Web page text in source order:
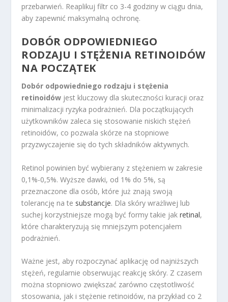
przebarwień. Reaplikuj filtr co 3-4 godziny w ciągu dnia,
aby zapewnić maksymalną ochronę.
DOBÓR ODPOWIEDNIEGO
RODZAJU I STĘŻENIA RETINOIDÓW
NA POCZĄTEK
Dobór odpowiedniego rodzaju i stężenia
retinoidów jest kluczowy dla skuteczności kuracji oraz
minimalizacji ryzyka podrażnień. Dla początkujących
użytkowników zaleca się stosowanie niskich stężeń
retinoidów, co pozwala skórze na stopniowe
przyzwyczajenie się do tych składników aktywnych.
Retinol powinien być wybierany z stężeniem w zakresie
0,1%-0,5%. Wyższe dawki, od 1% do 5%, są
przeznaczone dla osób, które już znają swoją
tolerancję na te substancje. Dla skóry wrażliwej lub
suchej korzystniejsze mogą być formy takie jakretinal,
które charakteryzują się mniejszym potencjałem
podrażnień.
Ważne jest, aby rozpoczynać aplikację od najniższych
stężeń, regularnie obserwując reakcję skóry. Z czasem
można stopniowo zwiększać zarówno częstotliwość
stosowania, jak i stężenie retinoidów, na przykład co 2